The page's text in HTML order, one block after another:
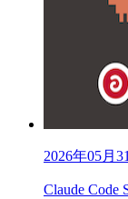
2026年05月
Claude Code